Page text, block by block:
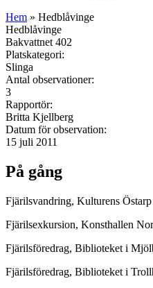
Hem » Hedblåvinge
Hedblåvinge
Bakvattnet 402
Platskategori:
Slinga
Antal observationer:
3
Rapportör:
Britta Kjellberg
Datum för observation:
15 juli 2011
På gång
Fjärilsvandring, Kulturens
Fjärilsexkursion, Konsthallen
Fjärilsföredrag, Biblioteket i
Fjärilsföredrag, Biblioteket i